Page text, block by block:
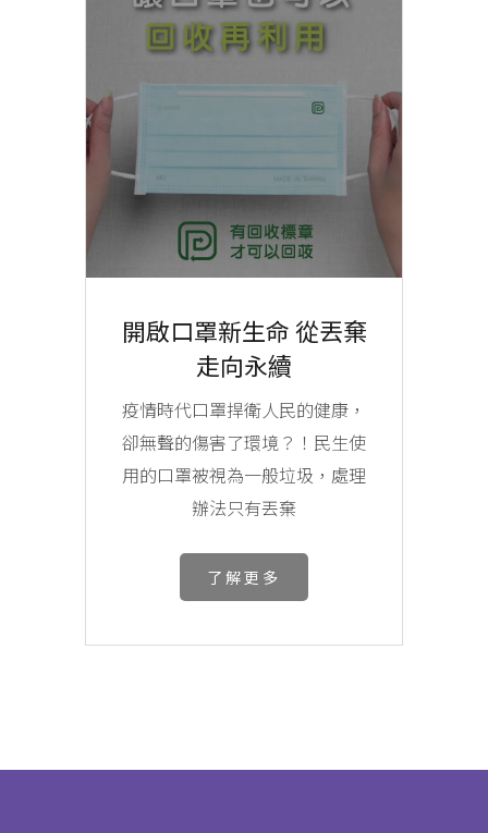
開啟口罩新生命 從丟棄
走向永續
疫情時代口罩捍衛人民的健康，
卻無聲的傷害了環境？！民生使
用的口罩被視為一般垃圾，處理
辦法只有丟棄
了解更多